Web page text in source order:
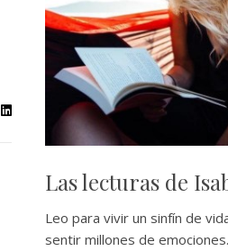
Las lecturas de
Leo para vivir un sinfín de
sentir millones de